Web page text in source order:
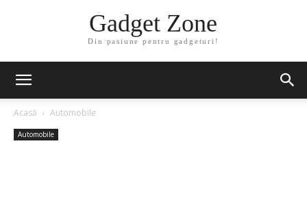
Gadget Zone
Din pasiune pentru gadgeturi!
Acasă Automobile
Automobile